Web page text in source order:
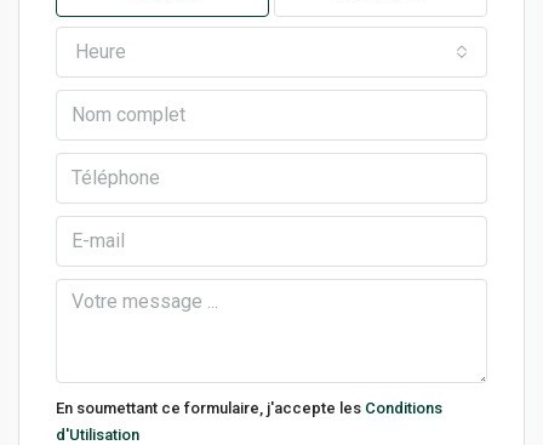
Heure
En soumettant ce formulaire, j'accepte les Conditions
d'Utilisation